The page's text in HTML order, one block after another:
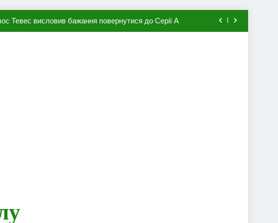
Тевес висловив бажання повернутися до Серії А